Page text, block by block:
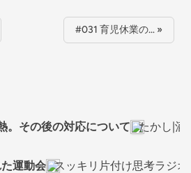
#031 育児休業の… »
。その後の対応について たかし|酒
運動会 スッキリ片付け思考ラジオ